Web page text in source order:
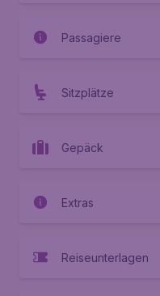
Passagiere
Sitzplätze
Gepäck
Extras
Reiseunterlagen